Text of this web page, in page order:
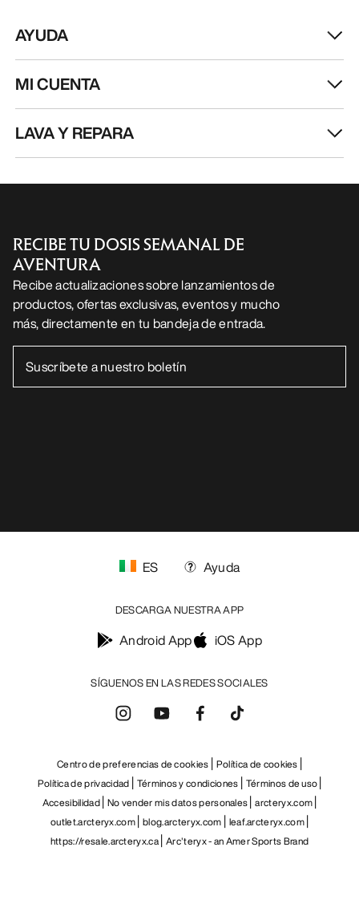
AYUDA
MI CUENTA
LAVA Y REPARA
RECIBE TU DOSIS SEMANAL DE
AVENTURA
Recibe actualizaciones sobre lanzamientos de
productos, ofertas exclusivas, eventos y mucho
más, directamente en tu bandeja de entrada.
SÍGUENOS EN LAS REDES SOCIALES
ES Ayuda
DESCARGA NUESTRA APP
Android App iOS App
Centro de preferencias de cookies Política de cookies
Política de privacidad Términos y condiciones Términos de uso
Accesibilidad No vender mis datos personales arcteryx.com
outlet.arcteryx.com blog.arcteryx.com leaf.arcteryx.com
https://resale.arcteryx.ca Arc'teryx - an Amer Sports Brand